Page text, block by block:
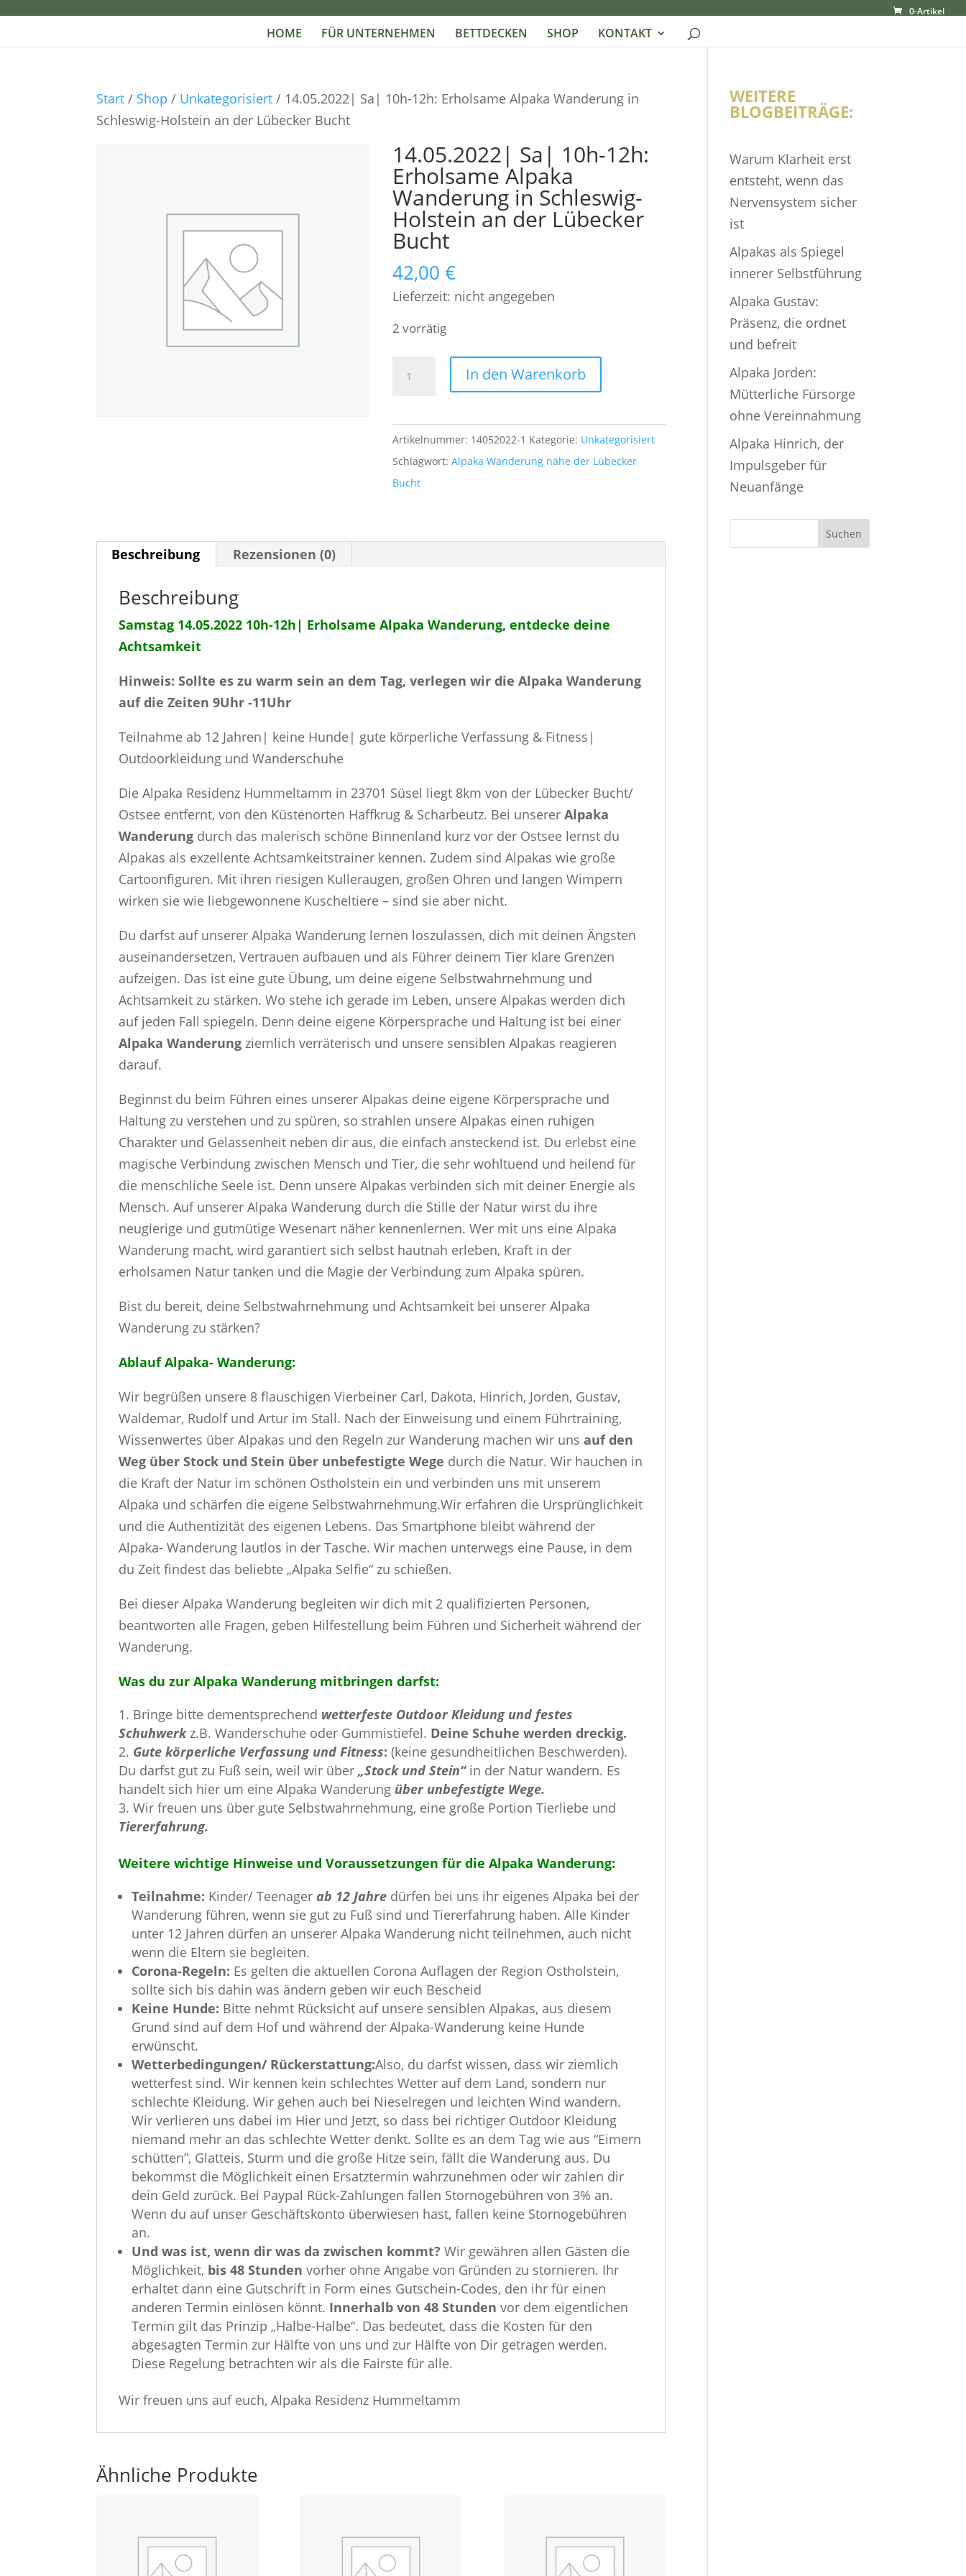
0-Artikel
HOME FÜR UNTERNEHMEN BETTDECKEN SHOP KONTAKT
Start / Shop / Unkategorisiert / 14.05.2022| Sa| 10h-12h: Erholsame Alpaka Wanderung in
Schleswig-Holstein an der Lübecker Bucht
14.05.2022| Sa| 10h-12h:
Erholsame Alpaka
Wanderung in Schleswig-
Holstein an der Lübecker
Bucht
42,00€
Lieferzeit: nicht angegeben
2 vorrätig
12h:
Erholsame
Alpaka
Schleswig-
Lübecker
In den Warenkorb
e
r
i
v
Artikelnummer: 14052022-1 Kategorie: Unkategorisiert
Schlagwort:Alpaka Wanderung nähe der Lübecker
Bucht
Beschreibung Rezensionen (0)
Beschreibung
Samstag 14.05.2022 10h-12h| Erholsame Alpaka Wanderung, entdecke deine
Achtsamkeit
Hinweis: Sollte es zu warm sein an dem Tag, verlegen wir die Alpaka Wanderung
auf die Zeiten 9Uhr -11Uhr
Teilnahme ab 12 Jahren| keine Hunde| gute körperliche Verfassung & Fitness|
Outdoorkleidung und Wanderschuhe
Die Alpaka Residenz Hummeltamm in 23701 Süsel liegt 8km von der Lübecker Bucht/
Ostsee entfernt, von den Küstenorten Haffkrug & Scharbeutz. Bei unsererAlpaka
Wanderung durch das malerisch schöne Binnenland kurz vor der Ostsee lernst du
Alpakas als exzellente Achtsamkeitstrainer kennen. Zudem sind Alpakas wie große
Cartoonfiguren. Mit ihren riesigen Kulleraugen, großen Ohren und langen Wimpern
wirken sie wie liebgewonnene Kuscheltiere – sind sie aber nicht.
Du darfst auf unserer Alpaka Wanderung lernen loszulassen, dich mit deinen Ängsten
auseinandersetzen, Vertrauen aufbauen und als Führer deinem Tier klare Grenzen
aufzeigen. Das ist eine gute Übung, um deine eigene Selbstwahrnehmung und
Achtsamkeit zu stärken. Wo stehe ich gerade im Leben, unsere Alpakas werden dich
auf jeden Fall spiegeln. Denn deine eigene Körpersprache und Haltung ist bei einer
Alpaka Wanderung ziemlich verräterisch und unsere sensiblen Alpakas reagieren
darauf.
Beginnst du beim Führen eines unserer Alpakas deine eigene Körpersprache und
Haltung zu verstehen und zu spüren, so strahlen unsere Alpakas einen ruhigen
Charakter und Gelassenheit neben dir aus, die einfach ansteckend ist. Du erlebst eine
magische Verbindung zwischen Mensch und Tier, die sehr wohltuend und heilend für
die menschliche Seele ist. Denn unsere Alpakas verbinden sich mit deiner Energie als
Mensch. Auf unserer Alpaka Wanderung durch die Stille der Natur wirst du ihre
neugierige und gutmütige Wesenart näher kennenlernen. Wer mit uns eine Alpaka
Wanderung macht, wird garantiert sich selbst hautnah erleben, Kraft in der
erholsamen Natur tanken und die Magie der Verbindung zum Alpaka spüren.
Bist du bereit, deine Selbstwahrnehmung und Achtsamkeit bei unserer Alpaka
Wanderung zu stärken?
Ablauf Alpaka- Wanderung:
Wir begrüßen unsere 8 flauschigen Vierbeiner Carl, Dakota, Hinrich, Jorden, Gustav,
Waldemar, Rudolf und Artur im Stall. Nach der Einweisung und einem Führtraining,
Wissenwertes über Alpakas und den Regeln zur Wanderung machen wir unsauf den
Weg über Stock und Stein über unbefestigte Wege durch die Natur. Wir hauchen in
die Kraft der Natur im schönen Ostholstein ein und verbinden uns mit unserem
Alpaka und schärfen die eigene Selbstwahrnehmung.Wir erfahren die Ursprünglichkeit
und die Authentizität des eigenen Lebens. Das Smartphone bleibt während der
Alpaka- Wanderung lautlos in der Tasche. Wir machen unterwegs eine Pause, in dem
du Zeit findest das beliebte „Alpaka Selfie“ zu schießen.
Bei dieser Alpaka Wanderung begleiten wir dich mit 2 qualifizierten Personen,
beantworten alle Fragen, geben Hilfestellung beim Führen und Sicherheit während der
Wanderung.
Was du zur Alpaka Wanderung mitbringen darfst:
Bringe bitte dementsprechend wetterfeste Outdoor Kleidung und festes
Schuhwerkz.B. Wanderschuhe oder Gummistiefel. Deine Schuhe werden dreckig.
Gute körperliche Verfassung und Fitness:(keine gesundheitlichen Beschwerden).
Du darfst gut zu Fuß sein, weil wir über„Stock und Stein“ in der Natur wandern. Es
handelt sich hier um eine Alpaka Wanderung über unbefestigte Wege.
Wir freuen uns über gute Selbstwahrnehmung, eine große Portion Tierliebe und
Tiererfahrung.
Weitere wichtige Hinweise und Voraussetzungen für die Alpaka Wanderung:
Teilnahme: Kinder/ Teenagerab 12 Jahre dürfen bei uns ihr eigenes Alpaka bei der
Wanderung führen, wenn sie gut zu Fuß sind und Tiererfahrung haben. Alle Kinder
unter 12 Jahren dürfen an unserer Alpaka Wanderung nicht teilnehmen, auch nicht
wenn die Eltern sie begleiten.
Corona-Regeln: Es gelten die aktuellen Corona Auflagen der Region Ostholstein,
sollte sich bis dahin was ändern geben wir euch Bescheid
Keine Hunde: Bitte nehmt Rücksicht auf unsere sensiblen Alpakas, aus diesem
Grund sind auf dem Hof und während der Alpaka-Wanderung keine Hunde
erwünscht.
Wetterbedingungen/ Rückerstattung:Also, du darfst wissen, dass wir ziemlich
wetterfest sind. Wir kennen kein schlechtes Wetter auf dem Land, sondern nur
schlechte Kleidung. Wir gehen auch bei Nieselregen und leichten Wind wandern.
Wir verlieren uns dabei im Hier und Jetzt, so dass bei richtiger Outdoor Kleidung
niemand mehr an das schlechte Wetter denkt. Sollte es an dem Tag wie aus “Eimern
schütten”, Glatteis, Sturm und die große Hitze sein, fällt die Wanderung aus. Du
bekommst die Möglichkeit einen Ersatztermin wahrzunehmen oder wir zahlen dir
dein Geld zurück. Bei Paypal Rück-Zahlungen fallen Stornogebühren von 3% an.
Wenn du auf unser Geschäftskonto überwiesen hast, fallen keine Stornogebühren
an.
Und was ist, wenn dir was da zwischen kommt? Wir gewähren allen Gästen die
Möglichkeit, bis 48 Stunden vorher ohne Angabe von Gründen zu stornieren. Ihr
erhaltet dann eine Gutschrift in Form eines Gutschein-Codes, den ihr für einen
anderen Termin einlösen könnt. Innerhalb von 48 Stunden vor dem eigentlichen
Termin gilt das Prinzip „Halbe-Halbe“. Das bedeutet, dass die Kosten für den
abgesagten Termin zur Hälfte von uns und zur Hälfte von Dir getragen werden.
Diese Regelung betrachten wir als die Fairste für alle.
Wir freuen uns auf euch, Alpaka Residenz Hummeltamm
Ähnliche Produkte
WEITERE
BLOGBEITRÄGE:
Warum Klarheit erst
entsteht, wenn das
Nervensystem sicher
ist
Alpakas als Spiegel
innerer Selbstführung
Alpaka Gustav:
Präsenz, die ordnet
und befreit
Alpaka Jorden:
Mütterliche Fürsorge
ohne Vereinnahmung
Alpaka Hinrich, der
Impulsgeber für
Neuanfänge
Suchen